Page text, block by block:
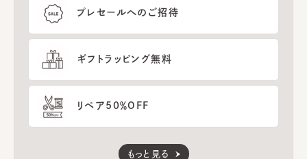
プレセールへのご招待
ギフトラッピング無料
リペア50％OFF
もっと見る